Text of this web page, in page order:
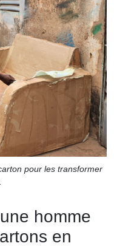
pour les transformer
homme
en